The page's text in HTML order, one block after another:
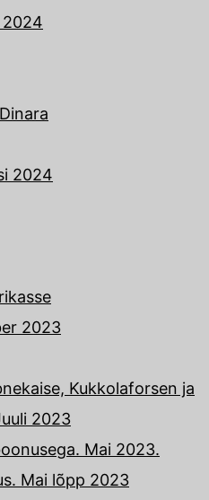
2024
2024
2023
Kukkolaforsen ja
2023
Mai 2023.
Mai lõpp 2023